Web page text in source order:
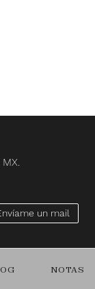
NOTAS
Envíame un mail